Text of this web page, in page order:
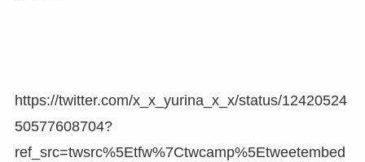
https://twitter.com/x_x_yurina_x_x/status/12420524
50577608704?
ref_src=twsrc%5Etfw%7Ctwcamp%5Etweetembed